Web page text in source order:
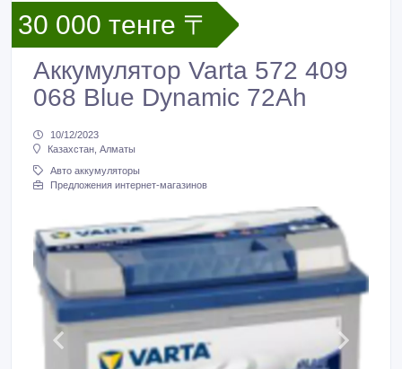
30 000 тенге 〒
Аккумулятор Varta 572 409
068 Blue Dynamic 72Ah
10/12/2023
Казахстан, Алматы
Авто аккумуляторы
Предложения интернет-магазинов